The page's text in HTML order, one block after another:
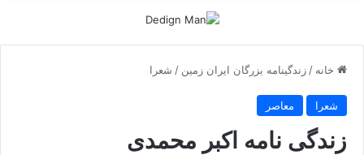
خانه / زندگینامه بزرگان ایران زمین / شعرا
شعرا معاصر
زندگی نامه اکبر محمدی